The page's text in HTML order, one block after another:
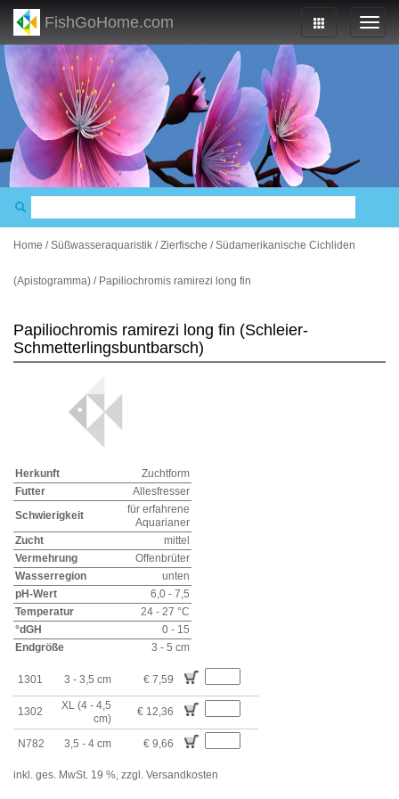
FishGoHome.com
Home /Süßwasseraquaristik /Zierfische /Südamerikanische Cichliden
(Apistogramma) / Papiliochromis ramirezi long fin
Papiliochromis ramirezi long fin (Schleier-
Schmetterlingsbuntbarsch)
Herkunft
Zuchtform
Futter
Allesfresser
Schwierigkeit
für erfahrene
Aquarianer
Zucht
mittel
Vermehrung
Offenbrüter
Wasserregion
unten
pH-Wert
6,0 - 7,5
Temperatur
24 - 27 °C
°dGH
0 - 15
Endgröße
3 - 5 cm
1301 3 - 3,5 cm € 7,59
1302
XL (4 - 4,5
cm)
€ 12,36
N782 3,5 - 4 cm € 9,66
inkl. ges. MwSt. 19 %, zzgl. Versandkosten